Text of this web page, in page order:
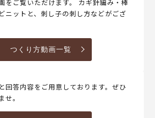
をご覧いただけます。 カギ針編み・棒
ニットと、刺し子の刺し方などがござ
つくり方動画一覧
回答内容をご用意しております。ぜひ
せ。